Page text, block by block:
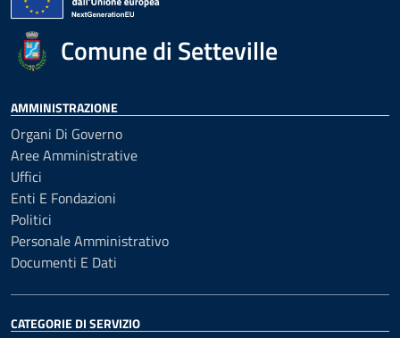
Comune di Setteville
AMMINISTRAZIONE
Organi Di Governo
Aree Amministrative
Uffici
Enti E Fondazioni
Politici
Personale Amministrativo
Documenti E Dati
CATEGORIE DI SERVIZIO